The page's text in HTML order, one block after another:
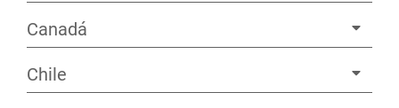
Canadá
Chile